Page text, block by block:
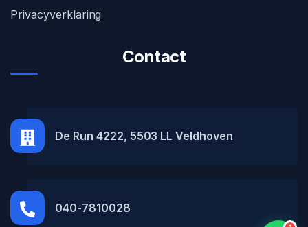
Privacyverklaring
Contact
De Run 4222, 5503 LL Veldhoven
040-7810028